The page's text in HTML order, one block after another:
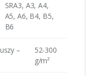
SRA3, A3, A4,
A5, A6, B4, B5,
B6
–
52-300
g/m²